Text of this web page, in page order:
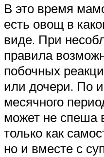
В это время
есть овощ в
виде. При
правила
побочных
или дочери. По
месячного
может не спеша
только как
но и вместе с